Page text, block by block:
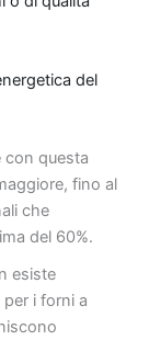
del
con questa
fino al
che
del 60%.
esiste
per i forni a